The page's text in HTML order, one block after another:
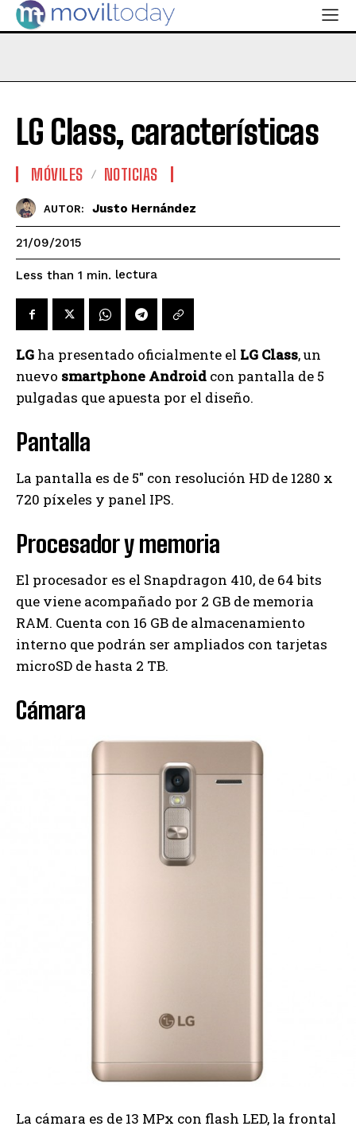
LG Class, características
MÓVILES NOTICIAS
AUTOR: Justo Hernández
21/09/2015
Less than 1 min. lectura
LG ha presentado oficialmente el LG Class, un
nuevo smartphone Android con pantalla de 5
pulgadas que apuesta por el diseño.
Pantalla
La pantalla es de 5″ con resolución HD de 1280 x
720 píxeles y panel IPS.
Procesador y memoria
El procesador es el Snapdragon 410, de 64 bits
que viene acompañado por 2 GB de memoria
RAM. Cuenta con 16 GB de almacenamiento
interno que podrán ser ampliados con tarjetas
microSD de hasta 2 TB.
Cámara
La cámara es de 13 MPx con flash LED, la frontal